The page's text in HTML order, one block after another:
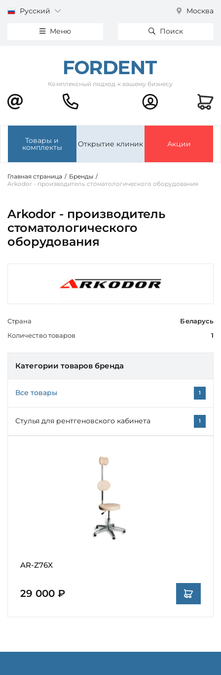
Русский Москва
Меню Поиск
Комплексный подход к вашему бизнесу
Товары и
комплекты Открытие клиник Акции
Главная страница / Бренды /
Arkodor - производитель стоматологического оборудования
Arkodor - производитель
стоматологического
оборудования
Страна
Беларусь
Количество товаров
1
Категории товаров бренда
Все товары 1
Стулья для рентгеновского кабинета 1
AR-Z76X
29 000 ₽